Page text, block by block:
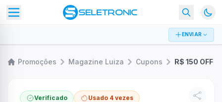
ENVIAR
Promoções Magazine Luiza Cupons
Verificado Usado 4 vezes